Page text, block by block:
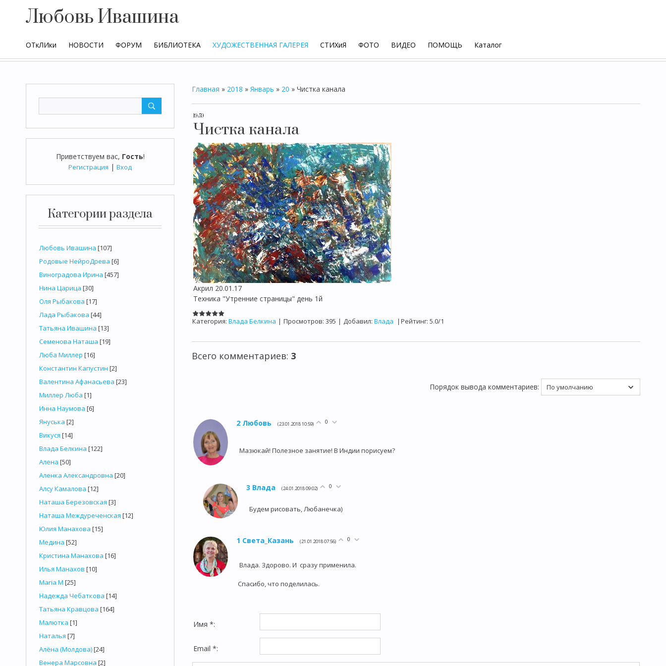
Любовь Ивашина
ОТкЛИки НОВОСТИ ФОРУМ БИБЛИОТЕКА ХУДОЖЕСТВЕННАЯ ГАЛЕРЕЯ СТИХиЯ ФОТО ВИДЕО ПОМОЩЬ Каталог
Приветствуем вас, Гость!
Регистрация | Вход
Категории раздела
Любовь Ивашина [107]
Родовые НейроДрева [6]
Виноградова Ирина [457]
Нина Царица [30]
Оля Рыбакова [17]
Лада Рыбакова [44]
Татьяна Ивашина [13]
Семенова Наташа [19]
Люба Миллер [16]
Константин Капустин [2]
Валентина Афанасьева [23]
Миллер Люба [1]
Инна Наумова [6]
Януська [2]
Викуся [14]
Влада Белкина [122]
Алена [50]
Аленка Александровна [20]
Алсу Камалова [12]
Наташа Березовская [3]
Наташа Междуреченская [12]
Юлия Манахова [15]
Медина [52]
Кристина Манахова [16]
Илья Манахов [10]
Maria M [25]
Надежда Чебаткова [14]
Татьяна Кравцова [164]
Малютка [1]
Наталья [7]
Алёна (Молдова)[24]
Венера Марсовна [2]
Главная » 2018 » Январь » 20 » Чистка канала
19:59
Чистка канала
Акрил 20.01.17
Техника "Утренние страницы" день 1й
Категория: Влада Белкина | Просмотров: 395 | Добавил: Влада | Рейтинг: 5.0/1
Всего комментариев: 3
Порядок вывода комментариев:
2 Любовь (23.01.2018 10:59) 0
Мазюкай! Полезное занятие! В Индии порисуем?
3 Влада (24.01.2018 09:02) 0
Будем рисовать, Любанечка)
1 Света_Казань (21.01.2018 07:56) 0
Влада. Здорово. И сразу применила.
Спасибо, что поделилась.
Имя *:
Email *: